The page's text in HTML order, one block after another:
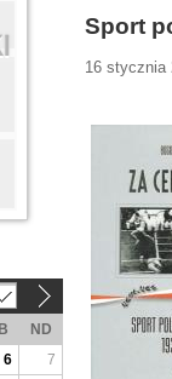
Sport
16 stycznia
ND
6
7